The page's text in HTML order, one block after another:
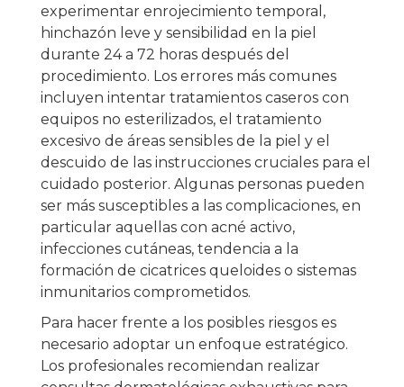
experimentar enrojecimiento temporal,
hinchazón leve y sensibilidad en la piel
durante 24 a 72 horas después del
procedimiento. Los errores más comunes
incluyen intentar tratamientos caseros con
equipos no esterilizados, el tratamiento
excesivo de áreas sensibles de la piel y el
descuido de las instrucciones cruciales para el
cuidado posterior. Algunas personas pueden
ser más susceptibles a las complicaciones, en
particular aquellas con acné activo,
infecciones cutáneas, tendencia a la
formación de cicatrices queloides o sistemas
inmunitarios comprometidos.
Para hacer frente a los posibles riesgos es
necesario adoptar un enfoque estratégico.
Los profesionales recomiendan realizar